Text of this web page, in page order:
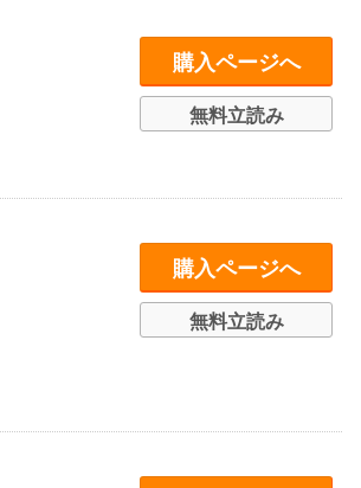
購入ページへ
無料立読み
購入ページへ
無料立読み